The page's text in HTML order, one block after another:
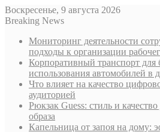
Воскресенье, 9 августа 2026
Breaking News
Мониторинг деятельности
подходы к организации
Корпоративный транспорт для
использования автомобилей в
Что влияет на качество
аудиторией
Рюкзак Guess: стиль и
образа
Капельница от запоя на дому: